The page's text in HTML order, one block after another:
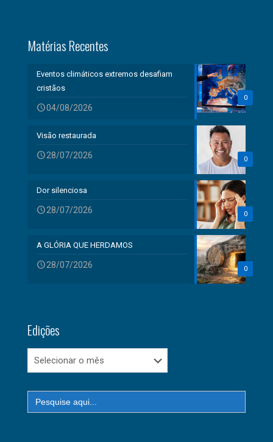
Matérias Recentes
0
Eventos climáticos extremos desafiam
cristãos
04/08/2026
0
Visão restaurada
28/07/2026
0
Dor silenciosa
28/07/2026
0
A GLÓRIA QUE HERDAMOS
28/07/2026
Edições
Edições
Search
for: